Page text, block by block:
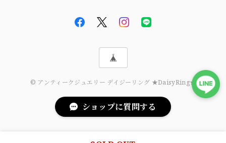
© アンティークジュエリー デイジーリング ★DaisyRing★
ショップに質問する